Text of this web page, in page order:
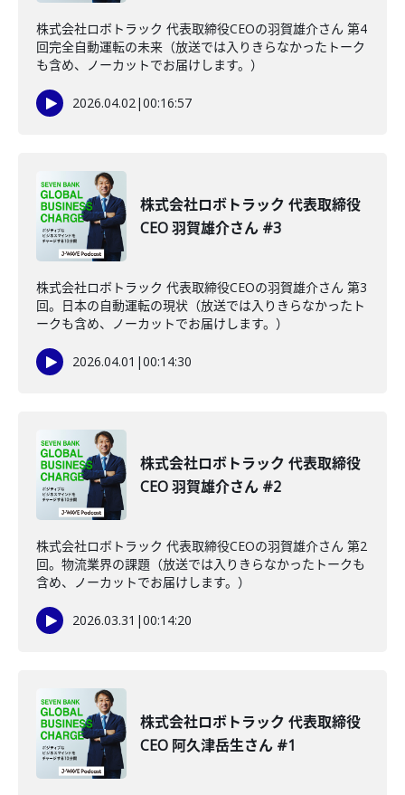
株式会社ロボトラック 代表取締役CEOの羽賀雄介さん 第4
回完全自動運転の未来（放送では入りきらなかったトーク
も含め、ノーカットでお届けします。）
2026.04.02|00:16:57
株式会社ロボトラック 代表取締役
CEO 羽賀雄介さん #3
株式会社ロボトラック 代表取締役CEOの羽賀雄介さん 第3
回。日本の自動運転の現状（放送では入りきらなかったト
ークも含め、ノーカットでお届けします。）
2026.04.01 |00:14:30
株式会社ロボトラック 代表取締役
CEO 羽賀雄介さん #2
株式会社ロボトラック 代表取締役CEOの羽賀雄介さん 第2
回。物流業界の課題（放送では入りきらなかったトークも
含め、ノーカットでお届けします。）
2026.03.31 |00:14:20
株式会社ロボトラック 代表取締役
CEO 阿久津岳生さん #1